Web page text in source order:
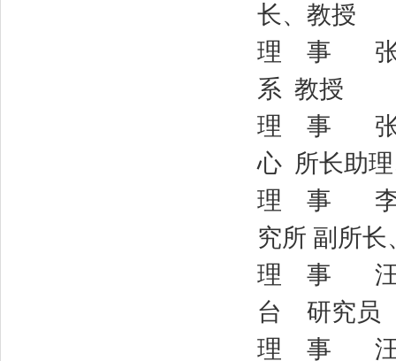
长、教授
理 事 张
系 教授
理 事 张
心 所长助
理 事 李
究所 副所长
理 事 汪
台 研究员
理 事 汪